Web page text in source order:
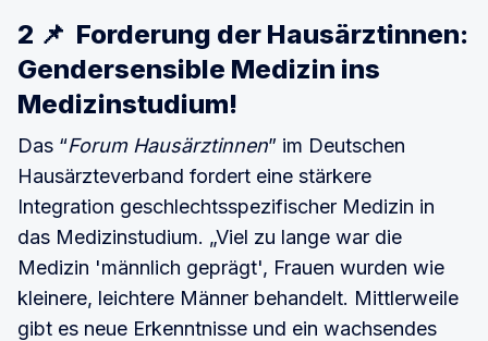
2 📌 Forderung der Hausärztinnen:
Gendersensible Medizin ins
Medizinstudium!
Das “Forum Hausärztinnen” im Deutschen
Hausärzteverband fordert eine stärkere
Integration geschlechtsspezifischer Medizin in
das Medizinstudium. „Viel zu lange war die
Medizin 'männlich geprägt', Frauen wurden wie
kleinere, leichtere Männer behandelt. Mittlerweile
gibt es neue Erkenntnisse und ein wachsendes